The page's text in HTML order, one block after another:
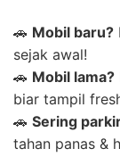
🚗 Mobil baru?
sejak awal!
🚗 Mobil lama?
biar tampil
🚗 Sering
tahan panas &